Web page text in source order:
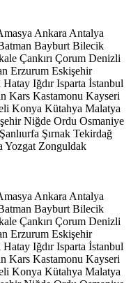
Ankara Antalya
Bayburt Bilecik
Çankırı Çorum Denizli
Erzurum Eskişehir
Hatay Iğdır Isparta İstanbul
Kars Kastamonu Kayseri
Konya Kütahya Malatya
Niğde Ordu Osmaniye
Şanlıurfa Şırnak Tekirdağ
Yozgat Zonguldak
Ankara Antalya
Bayburt Bilecik
Çankırı Çorum Denizli
Erzurum Eskişehir
Hatay Iğdır Isparta İstanbul
Kars Kastamonu Kayseri
Konya Kütahya Malatya